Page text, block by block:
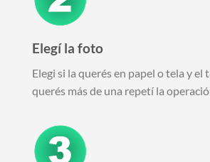
Elegí la foto
Elegi si la querés en papel o tela y el
querés más de una repetí la